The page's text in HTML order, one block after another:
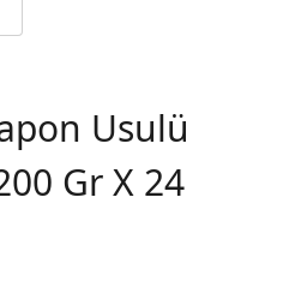
Usulü
Gr X 24